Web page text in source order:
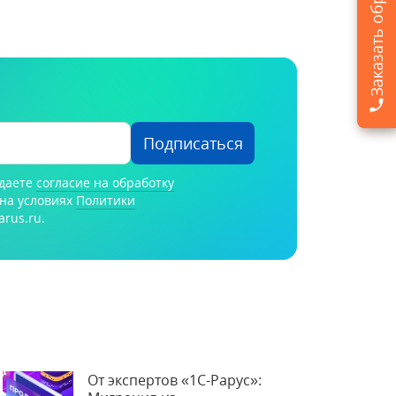
Подписаться
согласие на обработку
на условиях Политики
От экспертов «1С-Рарус»: